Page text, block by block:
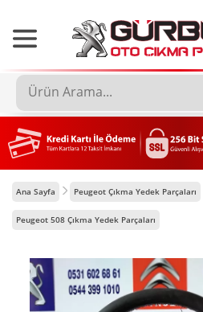
Ana Sayfa Peugeot Çıkma Yedek Parçaları
Peugeot 508 Çıkma Yedek Parçaları